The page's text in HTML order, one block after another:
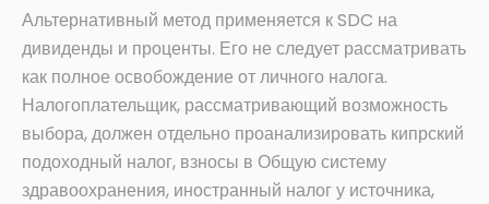
Альтернативный метод применяется к SDC на
дивиденды и проценты. Его не следует рассматривать
как полное освобождение от личного налога.
Налогоплательщик, рассматривающий возможность
выбора, должен отдельно проанализировать кипрский
подоходный налог, взносы в Общую систему
здравоохранения, иностранный налог у источника,